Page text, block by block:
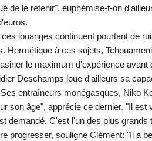
de le retenir", euphémise-t-on
louanges continuent pourtant de
Hermétique à ces sujets,
le maximum d'expérience avant
Deschamps loue d'ailleurs sa
entraîneurs monégasques, Niko
son âge", apprécie ce dernier. "Il
demandé. C'est l'un des plus grands
progresser, souligne Clément: "Il a